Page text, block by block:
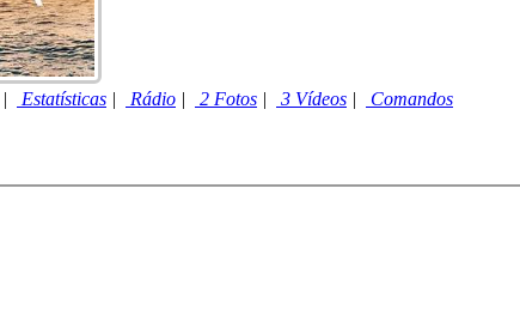
| Estatísticas | Rádio | 2 Fotos | 3 Vídeos | Comandos